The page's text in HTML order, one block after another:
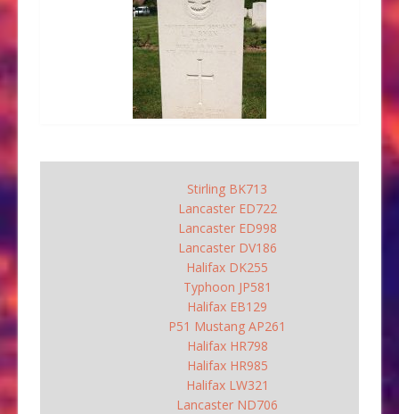
Stirling BK713
Lancaster ED722
Lancaster ED998
Lancaster DV186
Halifax DK255
Typhoon JP581
Halifax EB129
P51 Mustang AP261
Halifax HR798
Halifax HR985
Halifax LW321
Lancaster ND706